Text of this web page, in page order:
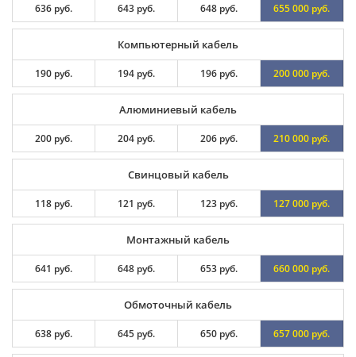
636 руб. 643 руб. 648 руб. 655 000 руб.
Компьютерный кабель
190 руб. 194 руб. 196 руб. 200 000 руб.
Алюминиевый кабель
200 руб. 204 руб. 206 руб. 210 000 руб.
Свинцовый кабель
118 руб. 121 руб. 123 руб. 127 000 руб.
Монтажный кабель
641 руб. 648 руб. 653 руб. 660 000 руб.
Обмоточный кабель
638 руб. 645 руб. 650 руб. 657 000 руб.